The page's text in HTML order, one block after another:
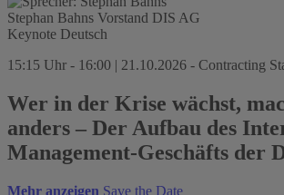
Stephan Bahns Vorstand DIS AG
Keynote Deutsch
15:15 Uhr - 16:00 | 21.10.2026 - Contracting
Wer in der Krise wächst,
anders – Der Aufbau des
Management-Geschäfts der
Mehr anzeigen Save the Date